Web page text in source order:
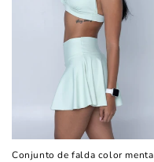
Conjunto de falda color menta